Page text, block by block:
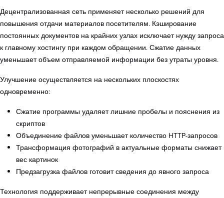
Децентрализованная сеть применяет несколько решений для
повышения отдачи материалов посетителям. Кэширование
постоянных документов на крайних узлах исключает нужду запроса
к главному хостингу при каждом обращении. Сжатие данных
уменьшает объем отправляемой информации без утраты уровня.
Улучшение осуществляется на нескольких плоскостях
одновременно:
Сжатие программы удаляет лишние пробелы и пояснения из
скриптов
Объединение файлов уменьшает количество HTTP-запросов
Трансформация фотографий в актуальные форматы снижает
вес картинок
Предзагрузка файлов готовит сведения до явного запроса
Технология поддерживает непрерывные соединения между